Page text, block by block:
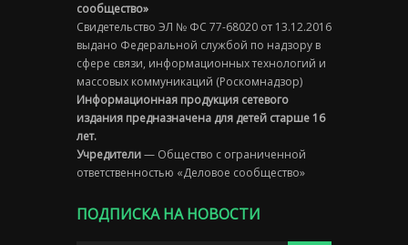
сообщество»
Свидетельство ЭЛ № ФС 77-68020 от 13.12.2016
выдано Федеральной службой по надзору в
сфере связи, информационных технологий и
массовых коммуникаций (Роскомнадзор)
Информационная продукция сетевого
издания предназначена для детей старше 16
лет.
Учредители— Общество с ограниченной
ответственностью «Деловое сообщество»
ПОДПИСКА НА НОВОСТИ